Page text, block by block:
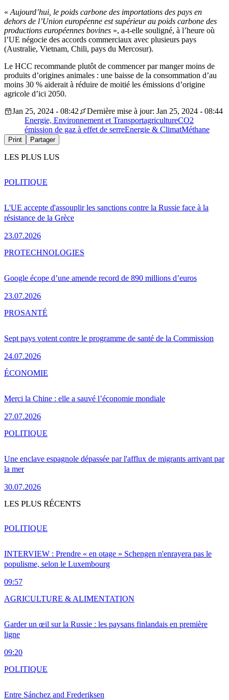
« Aujourd’hui, le poids carbone des importations des pays en
dehors de l’Union européenne est supérieur au poids carbone des
productions européennes bovines », a-t-elle souligné, à l’heure où
l’UE négocie des accords commerciaux avec plusieurs pays
(Australie, Vietnam, Chili, pays du Mercosur).
Le HCC recommande plutôt de commencer par manger moins de
produits d’origines animales : une baisse de la consommation d’au
moins 30 % aiderait à réduire de moitié les émissions d’origine
agricole d’ici 2050.
Jan 25, 2024 - 08:42
Dernière mise à jour: Jan 25, 2024 - 08:44
Energie, Environnement et TransportagricultureCO2
émission de gaz à effet de serreEnergie & ClimatMéthane
Print Partager
LES PLUS LUS
L'UE accepte d'assouplir les sanctions contre la Russie face à la
résistance de la Grèce
23.07.2026
POLITIQUE
Google écope d’une amende record de 890 millions d’euros
23.07.2026
PROTECHNOLOGIES
Sept pays votent contre le programme de santé de la Commission
24.07.2026
PROSANTÉ
Merci la Chine : elle a sauvé l’économie mondiale
27.07.2026
ÉCONOMIE
Une enclave espagnole dépassée par l'afflux de migrants arrivant par
la mer
30.07.2026
POLITIQUE
LES PLUS RÉCENTS
INTERVIEW : Prendre « en otage » Schengen n'enrayera pas le
populisme, selon le Luxembourg
09:57
POLITIQUE
Garder un œil sur la Russie : les paysans finlandais en première
ligne
09:20
AGRICULTURE & ALIMENTATION
Entre Sánchez and Frederiksen
POLITIQUE